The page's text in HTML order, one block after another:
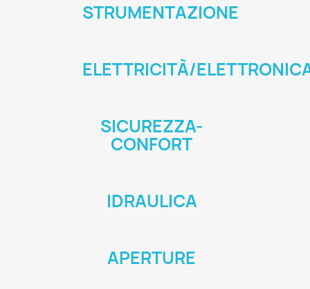
STRUMENTAZIONE
ELETTRICITÀ/
SICUREZZA-
CONFORT
IDRAULICA
APERTURE